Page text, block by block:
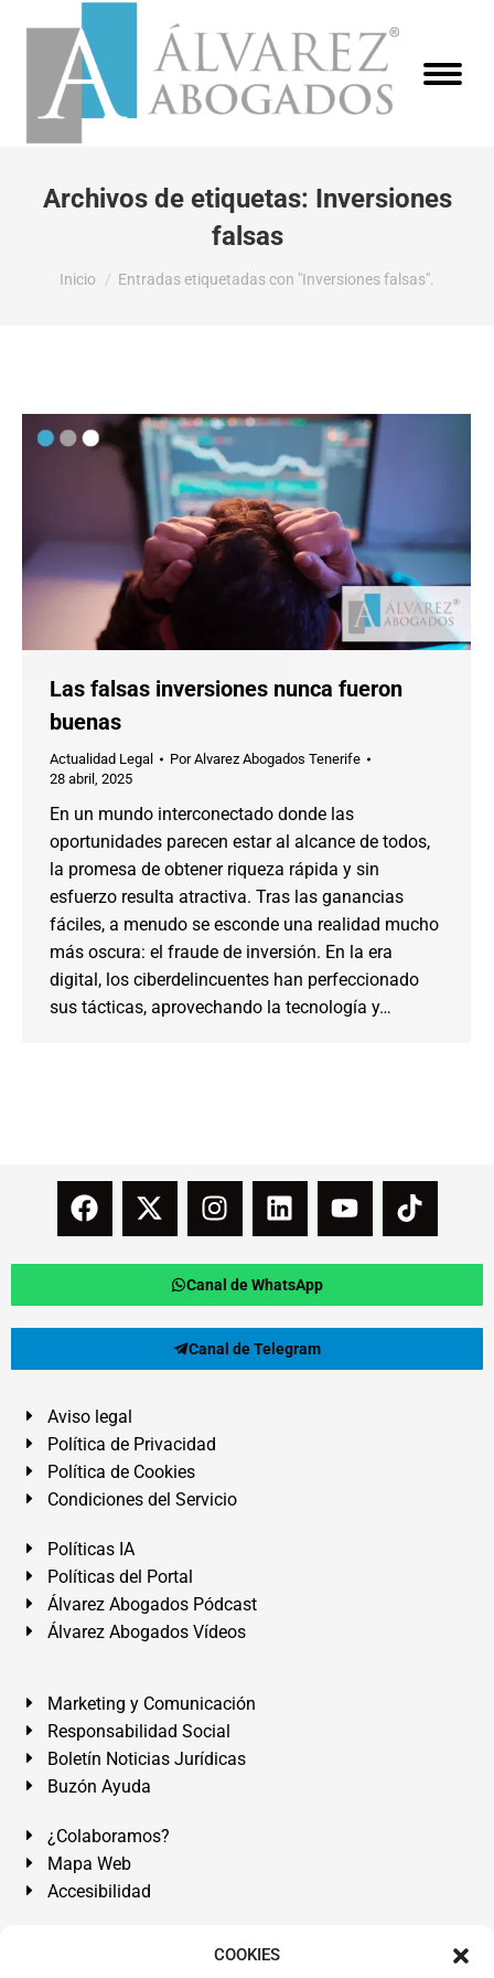
COOKIES
Archivos de etiquetas: Inversiones
falsas
Estás aquí:
Inicio Entradas etiquetadas con "Inversiones falsas".
Las falsas inversiones nunca fueron
buenas
Actualidad Legal PorAlvarez Abogados Tenerife
28 abril, 2025
En un mundo interconectado donde las
oportunidades parecen estar al alcance de todos,
la promesa de obtener riqueza rápida y sin
esfuerzo resulta atractiva. Tras las ganancias
fáciles, a menudo se esconde una realidad mucho
más oscura: el fraude de inversión. En la era
digital, los ciberdelincuentes han perfeccionado
sus tácticas, aprovechando la tecnología y…
Canal de WhatsApp
Canal de Telegram
Aviso legal
Política de Privacidad
Política de Cookies
Condiciones del Servicio
Políticas IA
Políticas del Portal
Álvarez Abogados Pódcast
Álvarez Abogados Vídeos
Marketing y Comunicación
Responsabilidad Social
Boletín Noticias Jurídicas
Buzón Ayuda
¿Colaboramos?
Mapa Web
Accesibilidad
Álvarez Abogados Tenerife:Calle Teobaldo Power Nº 7,